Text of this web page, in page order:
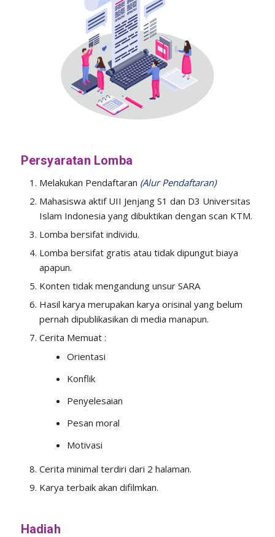
Persyaratan Lomba
Melakukan Pendaftaran (Alur Pendaftaran)
Mahasiswa aktif UII Jenjang S1 dan D3 Universitas
Islam Indonesia yang dibuktikan dengan scan KTM.
Lomba bersifat individu.
Lomba bersifat gratis atau tidak dipungut biaya
apapun.
Konten tidak mengandung unsur SARA
Hasil karya merupakan karya orisinal yang belum
pernah dipublikasikan di media manapun.
Cerita Memuat :
Orientasi
Konflik
Penyelesaian
Pesan moral
Motivasi
Cerita minimal terdiri dari 2 halaman.
Karya terbaik akan difilmkan.
Hadiah